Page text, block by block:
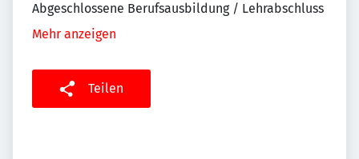
Abgeschlossene Berufsausbildung / Lehrabschluss
Mehr anzeigen
Teilen